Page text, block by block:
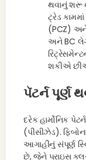
થવાનું શરૂ
ટ્રેડ
(PCZ) અને
અને BC
શકીએ
પૅટર્ન પૂર્ણ
દરેક હાર્મોનિક
(પીસીઝેડ).
આગાહીનું સંપૂર્ણ
છે, જેને પ્રાઇસ